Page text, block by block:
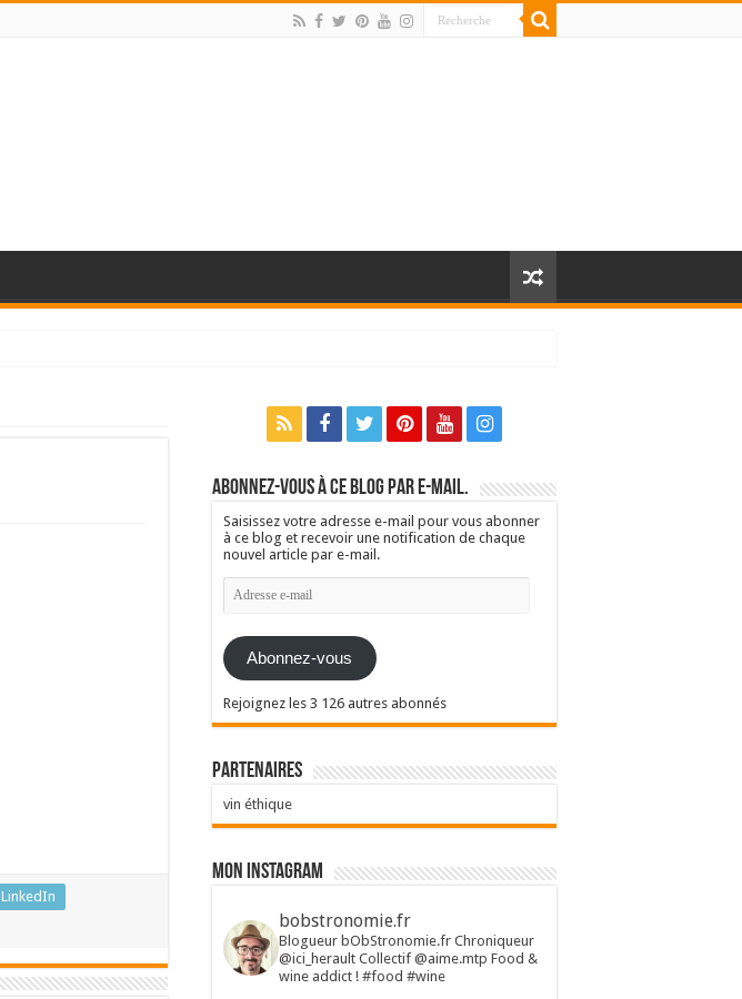
LinkedIn
Abonnez-vous à ce blog par e-mail.
Saisissez votre adresse e-mail pour vous abonner
à ce blog et recevoir une notification de chaque
nouvel article par e-mail.
Adresse
e-
Abonnez-vous
Rejoignez les 3 126 autres abonnés
Partenaires
vin éthique
Mon Instagram
bobstronomie.fr
Blogueur bObStronomie.fr Chroniqueur
@ici_herault Collectif @aime.mtp Food &
wine addict ! #food #wine